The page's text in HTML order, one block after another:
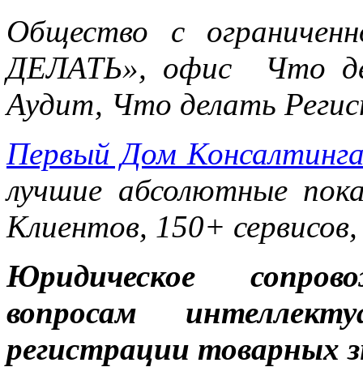
Общество с
ДЕЛАТЬ», офис Что
Аудит, Что делать
Первый Дом
лучшие абсолютные
Клиентов, 150+
Юридическое
вопросам
регистрации товарных